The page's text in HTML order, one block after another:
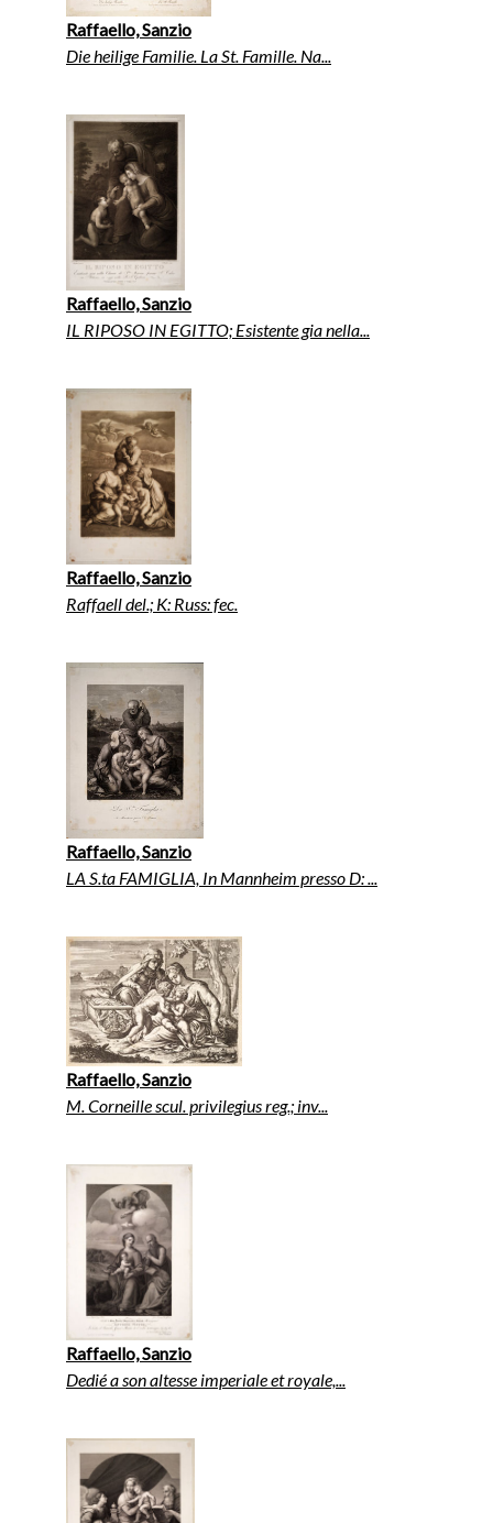
Raffaello, Sanzio
Die heilige Familie. La St. Famille. Na...
Raffaello, Sanzio
IL RIPOSO IN EGITTO; Esistente gia nella...
Raffaello, Sanzio
Raffaell del.; K: Russ: fec.
Raffaello, Sanzio
LA S.ta FAMIGLIA, In Mannheim presso D: ...
Raffaello, Sanzio
M. Corneille scul. privilegius reg.; inv...
Raffaello, Sanzio
Dedié a son altesse imperiale et royale,...